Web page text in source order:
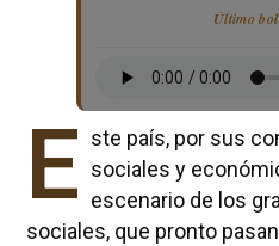
Último
E ste país, por sus
sociales y
escenario de los
sociales, que pronto